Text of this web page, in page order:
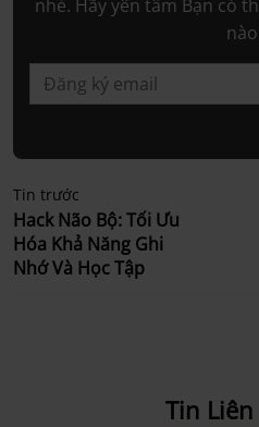
nhé. Hãy yên tâm Bạn có
Tin trước
Hack Não Bộ: Tối Ưu
Hóa Khả Năng Ghi
Nhớ Và Học Tập
Tin